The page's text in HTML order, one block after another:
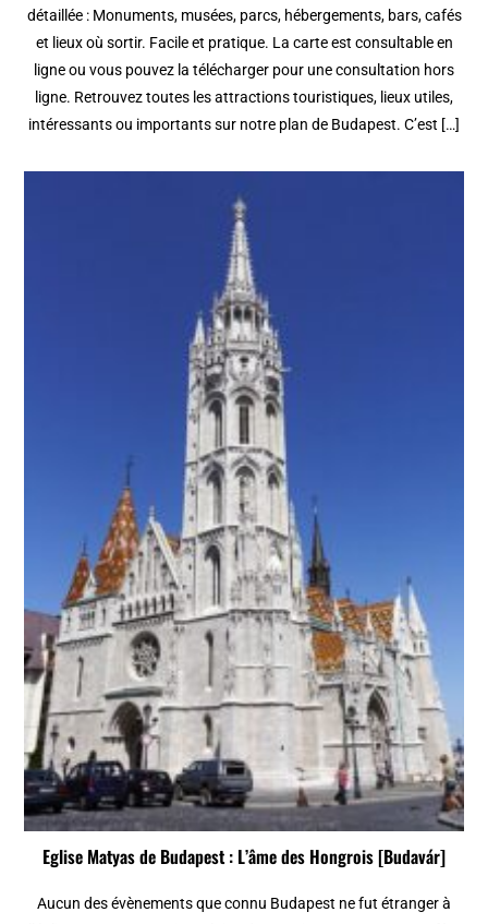
détaillée : Monuments, musées, parcs, hébergements, bars, cafés
et lieux où sortir. Facile et pratique. La carte est consultable en
ligne ou vous pouvez la télécharger pour une consultation hors
ligne. Retrouvez toutes les attractions touristiques, lieux utiles,
intéressants ou importants sur notre plan de Budapest. C’est […]
Eglise Matyas de Budapest : L’âme des Hongrois [Budavár]
Aucun des évènements que connu Budapest ne fut étranger à